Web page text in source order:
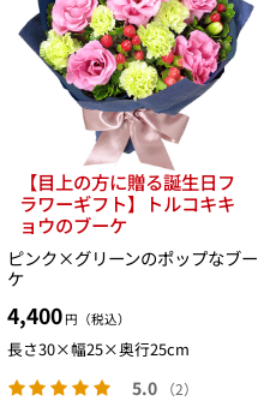
【目上の方に贈る誕生日フ
ラワーギフト】トルコキキ
ョウのブーケ
ピンク×グリーンのポップなブー
ケ
4,400 円（税込）
長さ30×幅25×奥行25cm
5.0 （2）